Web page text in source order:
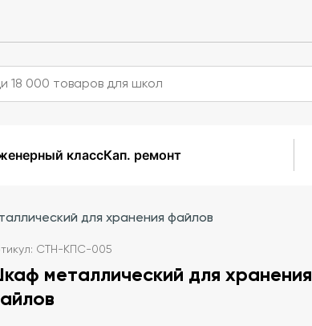
классКап. ремонт
для хранения файлов
СТН-КПС-005
металлический для хранения